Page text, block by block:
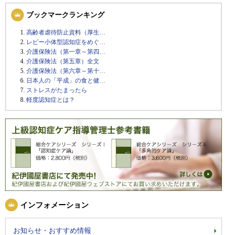
ブックマークランキング
高齢者虐待防止資料（厚生…
レビー小体型認知症をめぐ…
介護保険法（第一章～第四…
介護保険法（第五章）全文
介護保険法（第六章～第十…
日本人の「平成」の食と健…
ストレスがたまったら
軽度認知症とは？
インフォメーション
お知らせ・おすすめ情報